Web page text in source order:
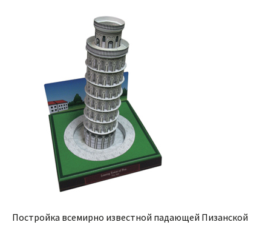
Постройка всемирно известной падающей Пизанской